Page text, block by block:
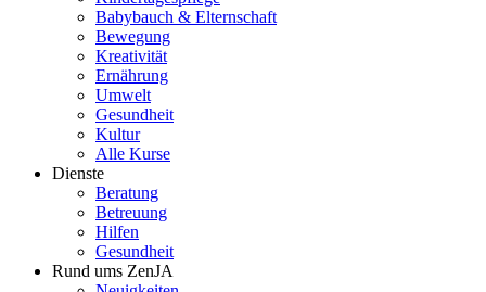
Babybauch & Elternschaft
Bewegung
Kreativität
Ernährung
Umwelt
Gesundheit
Kultur
Alle Kurse
Dienste
Beratung
Betreuung
Hilfen
Gesundheit
Rund ums ZenJA